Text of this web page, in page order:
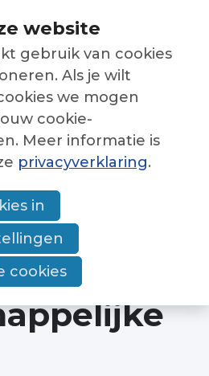
in de
Overzicht
Werkwijze
bijeenkomsten en
netwerken
Word lid
Contact
website
gebruik van cookies
Als je wilt
we mogen
cookie-
Meer informatie is
privacyverklaring.
in
cookies